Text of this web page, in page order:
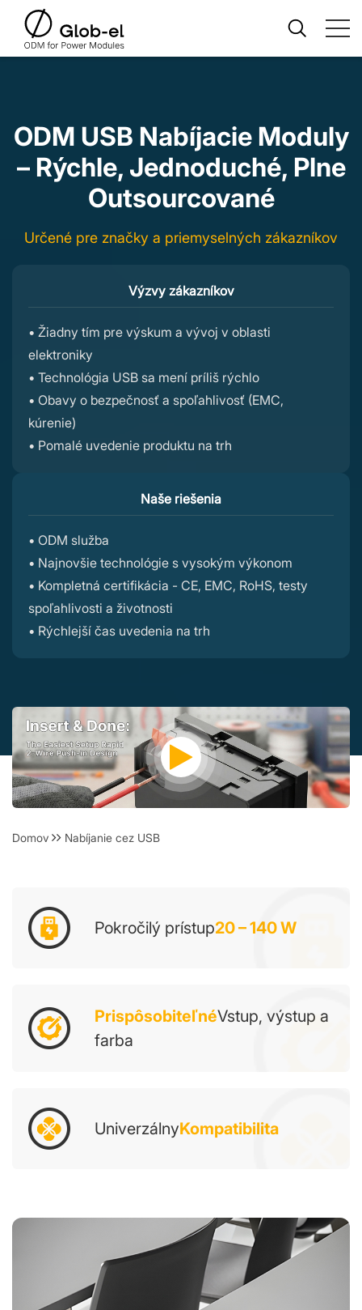
Určené pre značky a priemyselných zákazníkov
ODM USB Nabíjacie Moduly
– Rýchle, Jednoduché, Plne
Outsourcované
Výzvy zákazníkov
• Žiadny tím pre výskum a vývoj v oblasti
elektroniky
• Technológia USB sa mení príliš rýchlo
• Obavy o bezpečnosť a spoľahlivosť (EMC,
kúrenie)
• Pomalé uvedenie produktu na trh
Naše riešenia
• ODM služba
• Najnovšie technológie s vysokým výkonom
• Kompletná certifikácia - CE, EMC, RoHS, testy
spoľahlivosti a životnosti
• Rýchlejší čas uvedenia na trh
Domov Nabíjanie cez USB
Pokročilý prístup20 – 140 W
PrispôsobiteľnéVstup, výstup a
farba
UniverzálnyKompatibilita